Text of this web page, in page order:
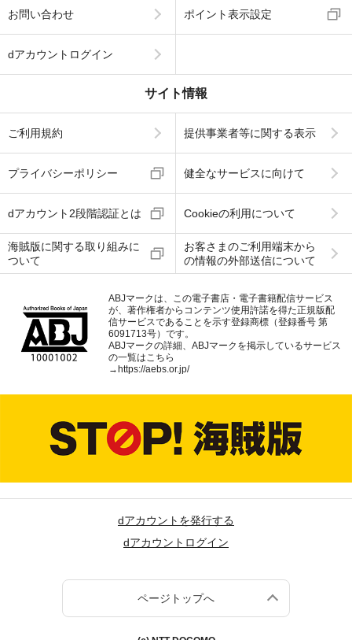
お問い合わせ ポイント表示設定
dアカウントログイン
サイト情報
ご利用規約 提供事業者等に関する表示
プライバシーポリシー 健全なサービスに向けて
dアカウント2段階認証とは Cookieの利用について
海賊版に関する取り組みに
ついて
お客さまのご利用端末から
の情報の外部送信について
ABJマークは、この電子書店・電子書籍配信サービス
が、著作権者からコンテンツ使用許諾を得た正規版配
信サービスであることを示す登録商標（登録番号 第
6091713号）です。
ABJマークの詳細、ABJマークを掲示しているサービス
の一覧はこちら
→https://aebs.or.jp/
dアカウントを発行する
dアカウントログイン
ページトップへ